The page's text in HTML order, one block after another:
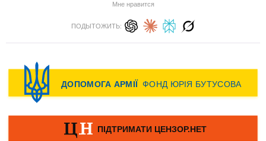
Мне нравится
ПОДЫТОЖИТЬ: